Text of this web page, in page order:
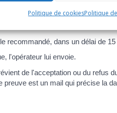
Politique de cookiesPolitique
recommandé électronique va lui
de l'expéditeur. Il en est
recommandé, dans un délai de
l'opérateur lui envoie.
de l'acceptation ou du refus
est un mail qui précise la